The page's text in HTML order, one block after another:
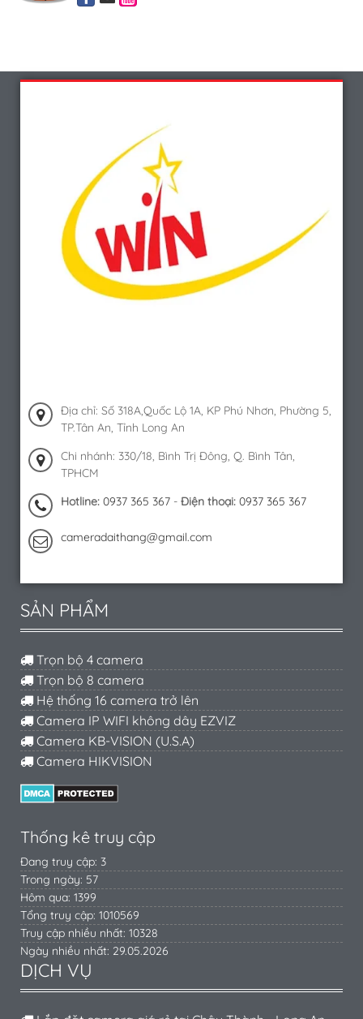
Địa chỉ: Số 318A,Quốc Lộ 1A, KP Phú Nhơn, Phường 5,
TP.Tân An, Tỉnh Long An
Chi nhánh: 330/18, Bình Trị Đông, Q. Bình Tân,
TPHCM
Hotline: 0937 365 367 - Điện thoại: 0937 365 367
cameradaithang@gmail.com
SẢN PHẨM
Trọn bộ 4 camera
Trọn bộ 8 camera
Hệ thống 16 camera trở lên
Camera IP WIFI không dây EZVIZ
Camera KB-VISION (U.S.A)
Camera HIKVISION
Thống kê truy cập
Đang truy cập: 3
Trong ngày: 57
Hôm qua: 1399
Tổng truy cập: 1010569
Truy cập nhiều nhất: 10328
Ngày nhiều nhất: 29.05.2026
DỊCH VỤ